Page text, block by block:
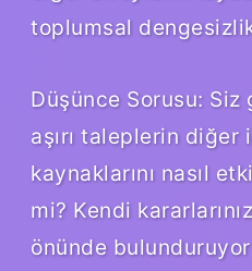
toplumsal
Düşünce Sorusu: Siz
aşırı taleplerin diğer
kaynaklarını nasıl
mi? Kendi
önünde